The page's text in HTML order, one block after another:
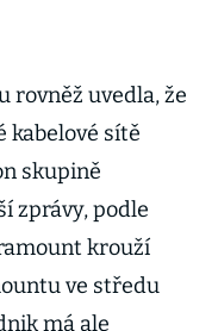
rovněž uvedla, že
kabelové sítě
skupině
zprávy, podle
krouží
ve středu
má ale